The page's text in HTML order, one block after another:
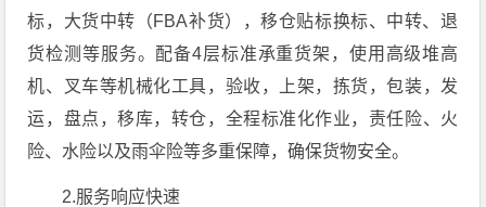
标，大货中转（FBA补货），移仓贴标换标、中转、退
货检测等服务。配备4层标准承重货架，使用高级堆高
机、叉车等机械化工具，验收，上架，拣货，包装，发
运，盘点，移库，转仓，全程标准化作业，责任险、火
险、水险以及雨伞险等多重保障，确保货物安全。
2.服务响应快速